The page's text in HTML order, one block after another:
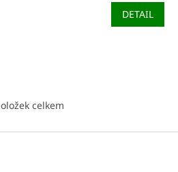
DETAIL
O
l
celkem